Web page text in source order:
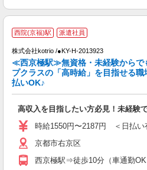
西院(京福)駅 派遣社員
株式会社kotrio /●KY-H-2013923
≪西京極駅≫無資格・未経験からで
プクラスの「高時給」を目指せる職
払いOK♪
高収入を目指したい方必見！未経験
時給1550円〜2187円 ＜日払い
京都市右京区
西京極駅⇒徒歩10分（車通勤OK